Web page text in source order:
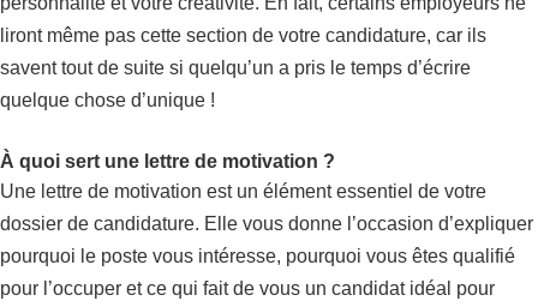
liront même pas cette section de votre candidature, car ils
savent tout de suite si quelqu’un a pris le temps d’écrire
quelque chose d’unique !
À quoi sert une lettre de motivation ?
Une lettre de motivation est un élément essentiel de votre
dossier de candidature. Elle vous donne l’occasion d’expliquer
pourquoi le poste vous intéresse, pourquoi vous êtes qualifié
pour l’occuper et ce qui fait de vous un candidat idéal pour